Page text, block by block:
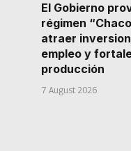
El Gobierno
régimen
atraer
empleo y
producción
7 August 2026